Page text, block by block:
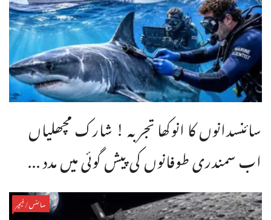
سائنسدانوں کا انوکھا تجربہ ! شارک مچھلیاں
اب سمندری طوفانوں کی پیش گوئی میں مدد ...
سائنس/فیچر